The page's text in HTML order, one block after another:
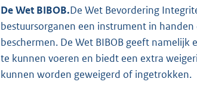
De Wet BIBOB.De Wet Bevordering
bestuursorganen een instrument in
beschermen. De Wet BIBOB geeft
te kunnen voeren en biedt een extra
kunnen worden geweigerd of ingetrokken.